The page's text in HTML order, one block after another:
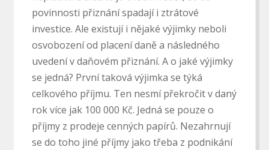
povinnosti přiznání spadají i ztrátové
investice. Ale existují i nějaké výjimky neboli
osvobození od placení daně a následného
uvedení v daňovém přiznání. A o jaké výjimky
se jedná? První taková výjimka se týká
celkového příjmu. Ten nesmí překročit v daný
rok více jak 100 000 Kč. Jedná se pouze o
příjmy z prodeje cenných papírů. Nezahrnují
se do toho jiné příjmy jako třeba z podnikání